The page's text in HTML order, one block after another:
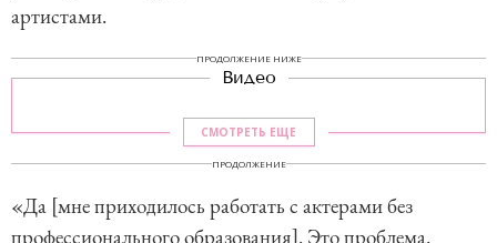
артистами.
ПРОДОЛЖЕНИЕ НИЖЕ
Видео
СМОТРЕТЬ ЕЩЕ
ПРОДОЛЖЕНИЕ
«Да [мне приходилось работать с актерами без
профессионального образования]. Это проблема.